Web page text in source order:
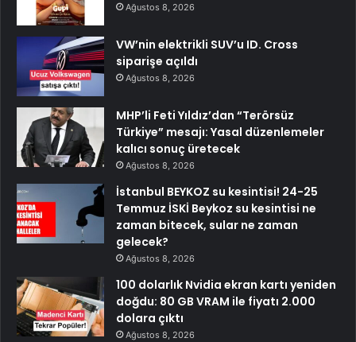
Ağustos 8, 2026
VW’nin elektrikli SUV’u ID. Cross
siparişe açıldı
Ağustos 8, 2026
MHP’li Feti Yıldız’dan “Terörsüz
Türkiye” mesajı: Yasal düzenlemeler
kalıcı sonuç üretecek
Ağustos 8, 2026
İstanbul BEYKOZ su kesintisi! 24-25
Temmuz İSKİ Beykoz su kesintisi ne
zaman bitecek, sular ne zaman
gelecek?
Ağustos 8, 2026
100 dolarlık Nvidia ekran kartı yeniden
doğdu: 80 GB VRAM ile fiyatı 2.000
dolara çıktı
Ağustos 8, 2026